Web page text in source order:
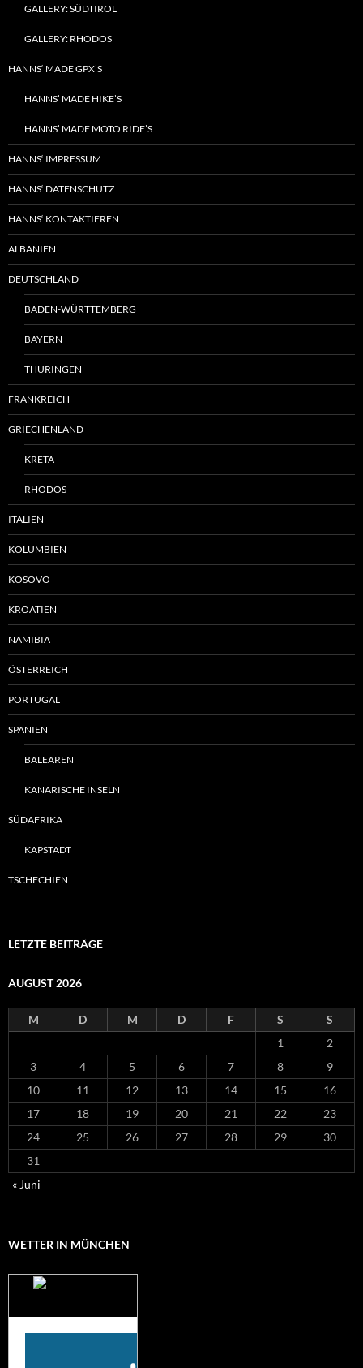
GALLERY: SÜDTIROL
GALLERY: RHODOS
HANNS‘ MADE GPX’S
HANNS’ MADE HIKE’S
HANNS’ MADE MOTO RIDE’S
HANNS‘ IMPRESSUM
HANNS‘ DATENSCHUTZ
HANNS‘ KONTAKTIEREN
ALBANIEN
DEUTSCHLAND
BADEN-WÜRTTEMBERG
BAYERN
THÜRINGEN
FRANKREICH
GRIECHENLAND
KRETA
RHODOS
ITALIEN
KOLUMBIEN
KOSOVO
KROATIEN
NAMIBIA
ÖSTERREICH
PORTUGAL
SPANIEN
BALEAREN
KANARISCHE INSELN
SÜDAFRIKA
KAPSTADT
TSCHECHIEN
LETZTE BEITRÄGE
AUGUST 2026
M D M D F S
S
1
2
3
4 5 6 7 8
9
10
11 12 13 14 15
16
17
18 19 20 21 22
23
24
25 26 27 28 29
30
31
« Juni
WETTER IN MÜNCHEN